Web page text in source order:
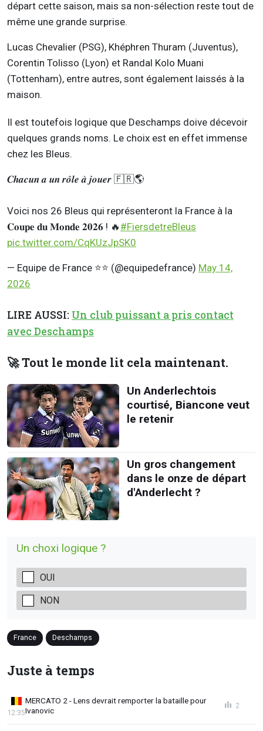
départ cette saison, mais sa non-sélection reste tout de
même une grande surprise.
Lucas Chevalier (PSG), Khéphren Thuram (Juventus),
Corentin Tolisso (Lyon) et Randal Kolo Muani
(Tottenham), entre autres, sont également laissés à la
maison.
Il est toutefois logique que Deschamps doive décevoir
quelques grands noms. Le choix est en effet immense
chez les Bleus.
𝑪𝒉𝒂𝒄𝒖𝒏 𝒂 𝒖𝒏 𝒓𝒐̂𝒍𝒆 𝒂̀ 𝒋𝒐𝒖𝒆𝒓 🇫🇷🌎
Voici nos 26 Bleus qui représenteront la France à la
𝐂𝐨𝐮𝐩𝐞 𝐝𝐮 𝐌𝐨𝐧𝐝𝐞 𝟐𝟎𝟐𝟔 ! 🔥 #FiersdetreBleus
pic.twitter.com/CqKUzJpSK0
— Equipe de France ⭐⭐ (@equipedefrance) May 14,
2026
LIRE AUSSI: Un club puissant a pris contact
avec Deschamps
🚀 Tout le monde lit cela maintenant.
Un Anderlechtois
courtisé, Biancone veut
le retenir
Un gros changement
dans le onze de départ
d'Anderlecht ?
Un choxi logique ?
OUI
NON
France Deschamps
Juste à temps
MERCATO 2 - Lens devrait remporter la bataille pour
Ivanovic
12:35
2